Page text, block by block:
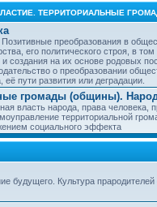
ТЕРРИТОРИАЛЬНЫЕ
преобразования в
его политического строя, в
создания на их основе родовых
о преобразовании
пути развития или деградации.
громады (общины).
власть народа, права человека,
территориальной
социального эффекта
будущего. Культура